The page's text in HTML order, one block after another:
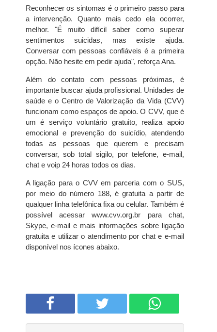
Reconhecer os sintomas é o primeiro passo para
a intervenção. Quanto mais cedo ela ocorrer,
melhor. "É muito difícil saber como superar
sentimentos suicidas, mas existe ajuda.
Conversar com pessoas confiáveis é a primeira
opção. Não hesite em pedir ajuda", reforça Ana.
Além do contato com pessoas próximas, é
importante buscar ajuda profissional. Unidades de
saúde e o Centro de Valorização da Vida (CVV)
funcionam como espaços de apoio. O CVV, que é
um é serviço voluntário gratuito, realiza apoio
emocional e prevenção do suicídio, atendendo
todas as pessoas que querem e precisam
conversar, sob total sigilo, por telefone, e-mail,
chat e voip 24 horas todos os dias.
A ligação para o CVV em parceria com o SUS,
por meio do número 188, é gratuita a partir de
qualquer linha telefônica fixa ou celular. Também é
possível acessar www.cvv.org.br para chat,
Skype, e-mail e mais informações sobre ligação
gratuita e utilizar o atendimento por chat e e-mail
disponível nos ícones abaixo.